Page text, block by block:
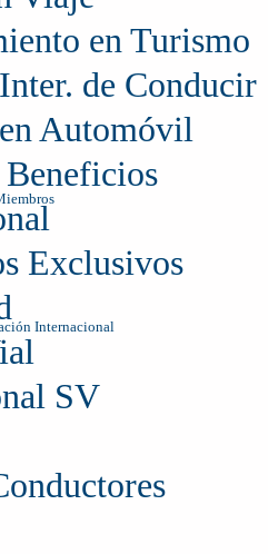
Internacional
en Turismo
de Conducir
Automóvil
Exclusivos
SV